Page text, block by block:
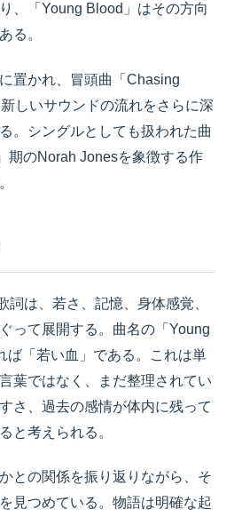
、「Young Blood」はその方向
る。
置かれ、冒頭曲「Chasing
しいサウンドの流れをさらに深
。シングルとしても扱われた曲
期のNorah Jonesを象徴する作
詞は、若さ、記憶、身体感覚、
って展開する。曲名の「Young
ば「若い血」である。これは単
葉ではなく、まだ整理されてい
さ、過去の感情が体内に残って
と考えられる。
との関係を振り返りながら、そ
見つめている。物語は明確な起